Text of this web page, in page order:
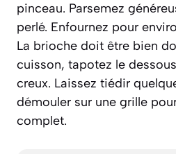
pinceau. Parsemez
perlé. Enfournez pour
La brioche doit être bien
cuisson, tapotez le
creux. Laissez tiédir
démouler sur une grille
complet.